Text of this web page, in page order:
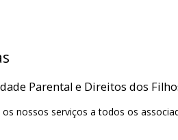
Parental e Direitos dos
nossos serviços a todos os